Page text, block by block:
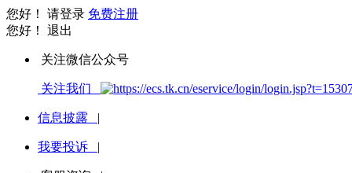
您好！ 请登录 免费注册
您好！ 退出
关注微信公众号
关注我们
信息披露 |
我要投诉 |